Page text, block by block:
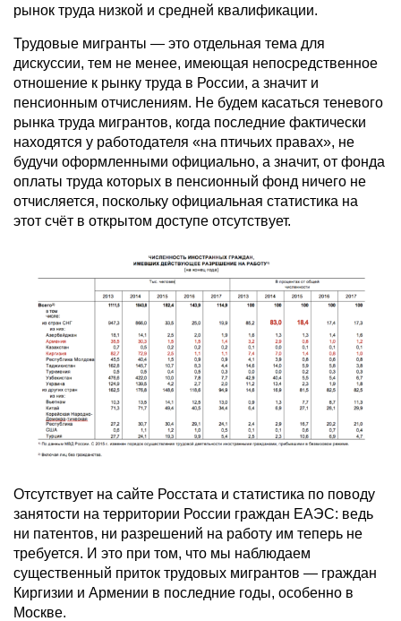
рынок труда низкой и средней квалификации.
Трудовые мигранты — это отдельная тема для
дискуссии, тем не менее, имеющая непосредственное
отношение к рынку труда в России, а значит и
пенсионным отчислениям. Не будем касаться теневого
рынка труда мигрантов, когда последние фактически
находятся у работодателя «на птичьих правах», не
будучи оформленными официально, а значит, от фонда
оплаты труда которых в пенсионный фонд ничего не
отчисляется, поскольку официальная статистика на
этот счёт в открытом доступе отсутствует.
Отсутствует на сайте Росстата и статистика по поводу
занятости на территории России граждан ЕАЭС: ведь
ни патентов, ни разрешений на работу им теперь не
требуется. И это при том, что мы наблюдаем
существенный приток трудовых мигрантов — граждан
Киргизии и Армении в последние годы, особенно в
Москве.